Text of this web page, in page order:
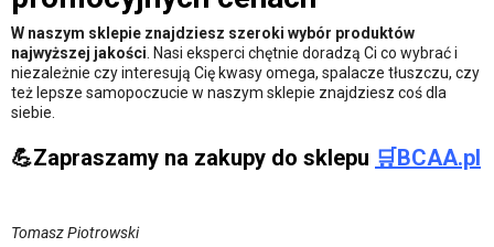
W naszym sklepie znajdziesz szeroki wybór produktów
najwyższej jakości . Nasi eksperci chętnie doradzą Ci co wybrać i
niezależnie czy interesują Cię kwasy omega, spalacze tłuszczu, czy
też lepsze samopoczucie w naszym sklepie znajdziesz coś dla
siebie.
💪Zapraszamy na zakupy do sklepu 🛒BCAA.pl
Tomasz Piotrowski